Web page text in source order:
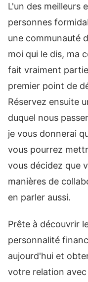
L'un des meilleurs
personnes
une communauté
moi qui le dis, ma
fait vraiment
premier point de
Réservez ensuite
duquel nous
je vous donnerai
vous pourrez
vous décidez que
manières de
en parler aussi.
Prête à découvrir
personnalité
aujourd'hui et
votre relation